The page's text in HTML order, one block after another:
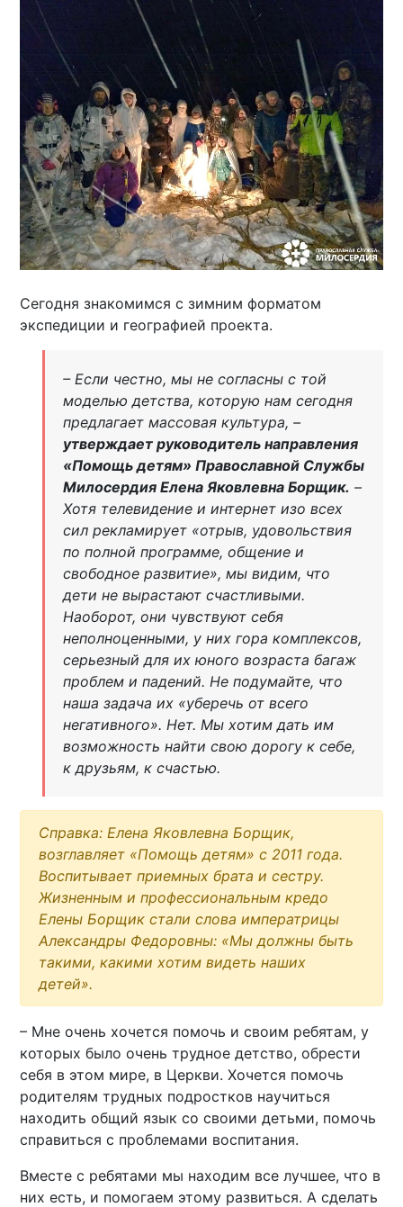
Сегодня знакомимся с зимним форматом
экспедиции и географией проекта.
– Если честно, мы не согласны с той
моделью детства, которую нам сегодня
предлагает массовая культура, –
утверждает руководитель направления
«Помощь детям» Православной Службы
Милосердия Елена Яковлевна Борщик. –
Хотя телевидение и интернет изо всех
сил рекламирует «отрыв, удовольствия
по полной программе, общение и
свободное развитие», мы видим, что
дети не вырастают счастливыми.
Наоборот, они чувствуют себя
неполноценными, у них гора комплексов,
серьезный для их юного возраста багаж
проблем и падений. Не подумайте, что
наша задача их «уберечь от всего
негативного». Нет. Мы хотим дать им
возможность найти свою дорогу к себе,
к друзьям, к счастью.
Справка: Елена Яковлевна Борщик,
возглавляет «Помощь детям» с 2011 года.
Воспитывает приемных брата и сестру.
Жизненным и профессиональным кредо
Елены Борщик стали слова императрицы
Александры Федоровны: «Мы должны быть
такими, какими хотим видеть наших
детей».
– Мне очень хочется помочь и своим ребятам, у
которых было очень трудное детство, обрести
себя в этом мире, в Церкви. Хочется помочь
родителям трудных подростков научиться
находить общий язык со своими детьми, помочь
справиться с проблемами воспитания.
Вместе с ребятами мы находим все лучшее, что в
них есть, и помогаем этому развиться. А сделать